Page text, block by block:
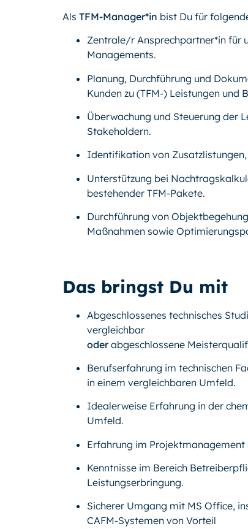
Als TFM-Manager*in bist Du für
Zentrale/r Ansprechpartner*in für
Managements.
Planung, Durchführung und
Kunden zu (TFM-) Leistungen und
Überwachung und Steuerung der
Stakeholdern.
Identifikation von
Unterstützung bei
bestehender TFM-Pakete.
Durchführung von
Maßnahmen sowie
Das bringst Du mit
Abgeschlossenes technisches
vergleichbar
oderabgeschlossene
Berufserfahrung im technischen
in einem vergleichbaren Umfeld.
Idealerweise Erfahrung in der
Umfeld.
Erfahrung im Projektmanagement
Kenntnisse im Bereich
Leistungserbringung.
Sicherer Umgang mit MS Office,
CAFM-Systemen von Vorteil